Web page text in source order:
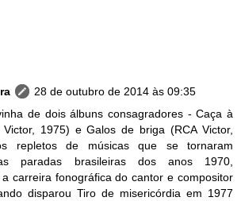
28 de outubro de 2014 às 09:35
de dois álbuns consagradores - Caça à
Victor, 1975) e Galos de briga (RCA Victor,
repletos de músicas que se tornaram
paradas brasileiras dos anos 1970,
carreira fonográfica do cantor e compositor
disparou Tiro de misericórdia em 1977